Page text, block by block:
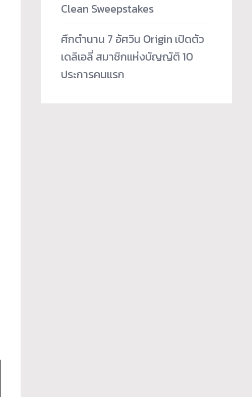
Clean Sweepstakes
ศึกตำนาน 7 อัศวิน Origin เปิดตัว
เดลิเอลี่ สมาชิกแห่งบัญญัติ 10
ประการคนแรก